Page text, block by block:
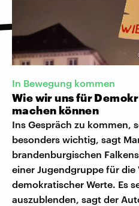
In Bewegung kommen
Wie wir uns für
machen können
Ins Gespräch zu kommen,
besonders wichtig, sagt
brandenburgischen
einer Jugendgruppe für die
demokratischer Werte. Es
auszublenden, sagt der